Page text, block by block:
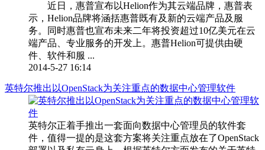
近日，惠普宣布以Helion作为其云端品牌，惠普表
示，Helion品牌将涵括惠普既有及新的云端产品及服
务。同时惠普也宣布未来二年将投资超过10亿美元在云
端产品、专业服务的开发上。惠普Helion可提供由硬
件、软件和服 ...
2014-5-27 16:14
英特尔推出以OpenStack为关注重点的数据中心管理软件
英特尔正着手推出一套面向数据中心管理员的软件套
件，值得一提的是这套方案将关注重点放在了OpenStack